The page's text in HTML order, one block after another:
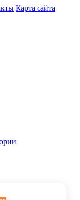
Карта сайта